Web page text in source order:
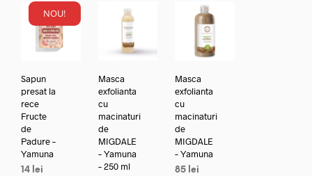
NOU!
Sapun
presat la
rece
Fructe
de
Padure –
Yamuna
14 lei
Masca
exfolianta
cu
macinaturi
de
MIGDALE
– Yamuna
– 250 ml
Masca
exfolianta
cu
macinaturi
de
MIGDALE
– Yamuna
85 lei